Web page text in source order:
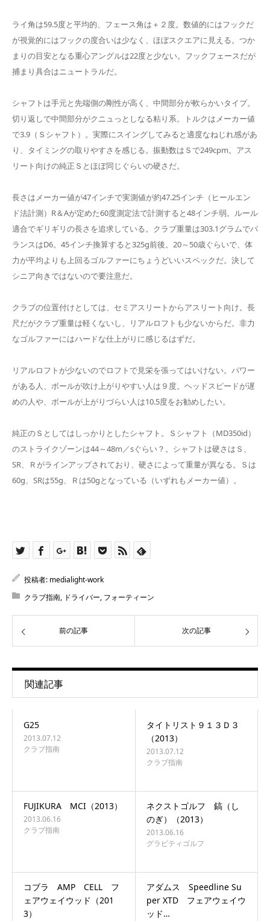
ライ角は59.5度と平均的、フェース角は＋２度。数値的にはフックだ
が視覚的にはフックの度合いは少なく、ほぼスクエアに見える。つか
まりの目安となる重心アングルは22度と少ない。フックフェースだが
捕まり具合はニュートラルだ。
シャフトは手元と先端側の剛性が高く、中間部分が軟らかいタイプ。
切り返しで中間部分がクニュっとしなる粘り系。トルクはメーカー値
で3.9（Ｓシャフト）。実際にスイングしてみると適度なねじれ感があ
り、タイミングの取りやすさを感じる。振動数はＳで249cpm。アス
リート向けの純正Ｓとほぼ同じぐらいの硬さだ。
長さはメーカー値が47インチで実測値が約47.25インチ（ヒールエン
ド法計測）R＆Aが定めた60度測定法で計測すると48インチ弱。ルール
適合でギリギリの長さを追求している。クラブ重量は303.1グラムでバ
ランスはD6。45インチ換算すると325g前後。20～50歳ぐらいで、体
力が平均よりも上回るゴルファーにちょうどいいスペックだ。決して
シニア向きではないので要注意だ。
クラブの位置付けとしては、セミアスリートからアスリート向け。長
尺だがクラブ重量は軽くないし、リアルロフトも少ないからだ。非力
なゴルファーにはハードな仕上がりに感じるはずだ。
リアルロフトが少ないのでロフトで見栄を張ってはいけない。パワー
がある人、ボールが吹け上がりやすい人は９度。ヘッドスピードが遅
めの人や、ボールが上がりづらい人は10.5度をお勧めしたい。
純正のＳとしてはしっかりとしたシャフト。Ｓシャフト（MD350id）
のストライクゾーンは44～48m／sぐらい？。シャフトは硬さはＳ、
SR、Ｒがラインアップされており、硬さによって重量が異なる。Ｓは
60g、SRは55g、Ｒは50gとなっている（いずれもメーカー値）。
投稿者: medialight-work
クラブ指南, ドライバー, フォーティーン
前の記事 次の記事
関連記事
G25
2013.07.12
クラブ指南
タイトリスト９１３Ｄ３
（2013）
2013.07.12
クラブ指南
FUJIKURA MCI（2013）
2013.06.16
クラブ指南
ネクストゴルフ 鎬（し
のぎ）（2013）
2013.06.16
グラビティゴルフ
コブラ AMP CELL フ
ェアウェイウッド（201
3）
アダムス Speedline Su
per XTD フェアウェイウ
ッド…